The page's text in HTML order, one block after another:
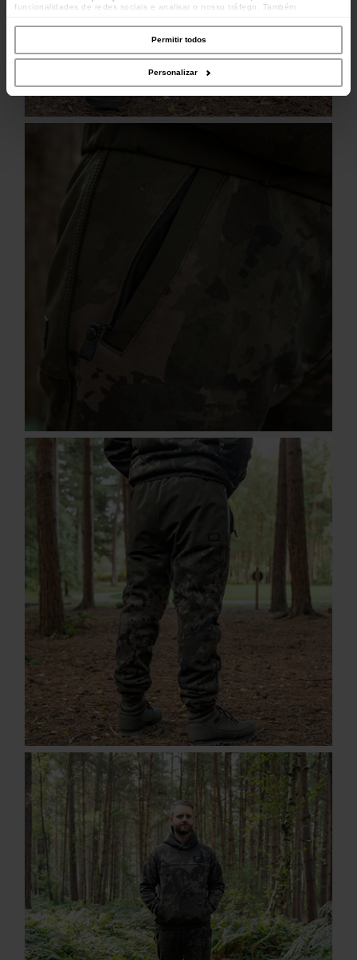
funcionalidades de redes sociais e analisar o nosso tráfego. Também
parceiros de redes sociais, de publicidade e de análise, que as podem combinar
com outras informações que lhes forneceu ou recolhidas por estes a partir da
sua utilização dos respetivos serviços.
Permitir todos
Personalizar